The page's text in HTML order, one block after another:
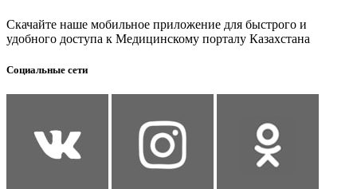
Скачайте наше мобильное приложение для быстрого и
удобного доступа к Медицинскому порталу Казахстана
Социальные сети